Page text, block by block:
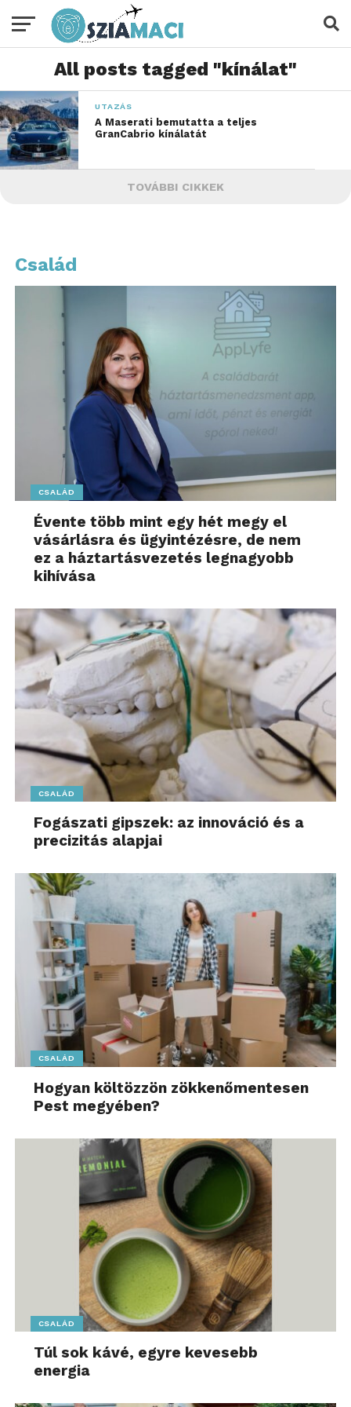
All posts tagged "kínálat"
UTAZÁS
A Maserati bemutatta a teljes
GranCabrio kínálatát
TOVÁBBI CIKKEK
Család
CSALÁD
Évente több mint egy hét megy el
vásárlásra és ügyintézésre, de nem
ez a háztartásvezetés legnagyobb
kihívása
CSALÁD
Fogászati gipszek: az innováció és a
precizitás alapjai
CSALÁD
Hogyan költözzön zökkenőmentesen
Pest megyében?
CSALÁD
Túl sok kávé, egyre kevesebb
energia